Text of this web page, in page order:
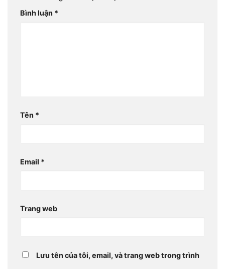
Bình luận *
Tên *
Email *
Trang web
Lưu tên của tôi, email, và trang web trong trình